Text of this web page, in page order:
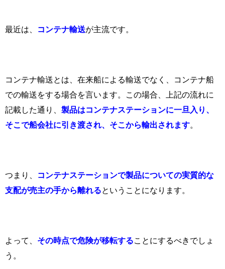
最近は、 コンテナ輸送が主流です。
コンテナ輸送とは、在来船による輸送でなく、コンテナ船
での輸送をする場合を言います。この場合、上記の流れに
記載した通り、 製品はコンテナステーションに一旦入り、
そこで船会社に引き渡され、そこから輸出されます。
つまり、
コンテナステーションで製品についての実質的な
支配が売主の手から離れるということになります。
よって、 その時点で危険が移転することにするべきでしょ
う。